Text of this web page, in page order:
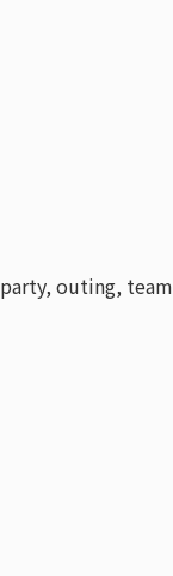
outing, team